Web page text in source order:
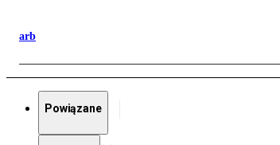
arb
Powiązane